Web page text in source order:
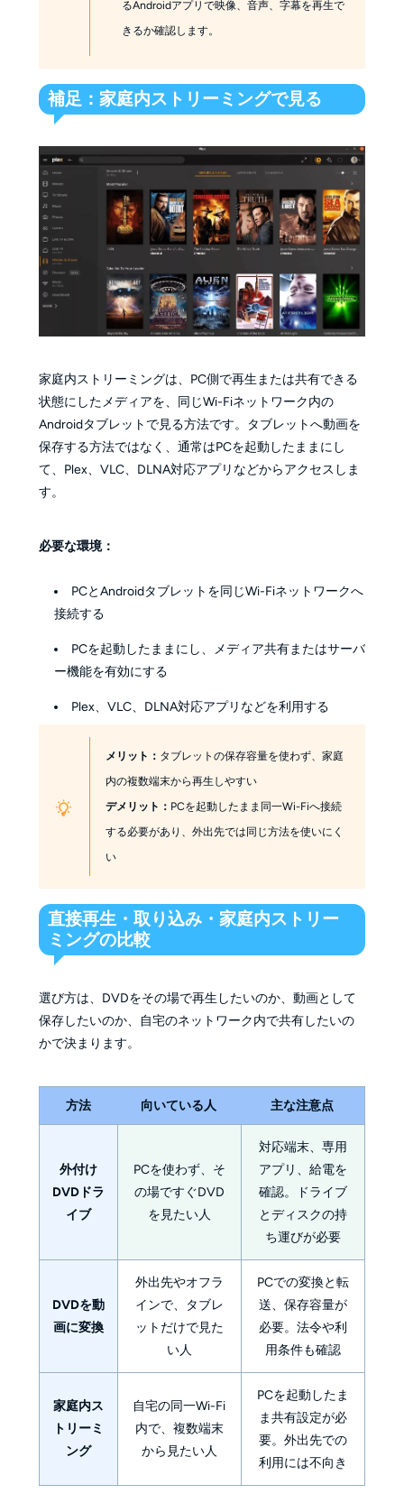
るAndroidアプリで映像、音声、字幕を再生で
きるか確認します。
補足：家庭内ストリーミングで見る
家庭内ストリーミングは、PC側で再生または共有できる
状態にしたメディアを、同じWi-Fiネットワーク内の
Androidタブレットで見る方法です。タブレットへ動画を
保存する方法ではなく、通常はPCを起動したままにし
て、Plex、VLC、DLNA対応アプリなどからアクセスしま
す。
必要な環境：
PCとAndroidタブレットを同じWi-Fiネットワークへ
接続する
PCを起動したままにし、メディア共有またはサーバ
ー機能を有効にする
Plex、VLC、DLNA対応アプリなどを利用する
メリット： タブレットの保存容量を使わず、家庭
内の複数端末から再生しやすい
デメリット： PCを起動したまま同一Wi-Fiへ接続
する必要があり、外出先では同じ方法を使いにく
い
直接再生・取り込み・家庭内ストリー
ミングの比較
選び方は、DVDをその場で再生したいのか、動画として
保存したいのか、自宅のネットワーク内で共有したいの
かで決まります。
方法 向いている人 主な注意点
外付け
DVDドラ
イブ
PCを使わず、そ
の場ですぐDVD
を見たい人
対応端末、専用
アプリ、給電を
確認。ドライブ
とディスクの持
ち運びが必要
DVDを動
画に変換
外出先やオフラ
インで、タブレ
ットだけで見た
い人
PCでの変換と転
送、保存容量が
必要。法令や利
用条件も確認
家庭内ス
トリーミ
ング
自宅の同一Wi-Fi
内で、複数端末
から見たい人
PCを起動したま
ま共有設定が必
要。外出先での
利用には不向き